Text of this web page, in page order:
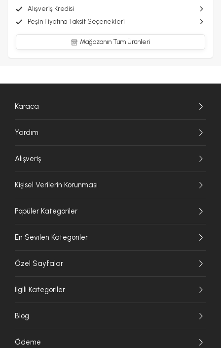
Alışveriş Kredisi
Peşin Fiyatına Taksit Seçenekleri
Mağazanın Tüm Ürünleri
Karaca
Yardım
Alışveriş
Kişisel Verilerin Korunması
Popüler Kategoriler
En Sevilen Kategoriler
Özel Sayfalar
İlgili Kategoriler
Blog
Ödeme